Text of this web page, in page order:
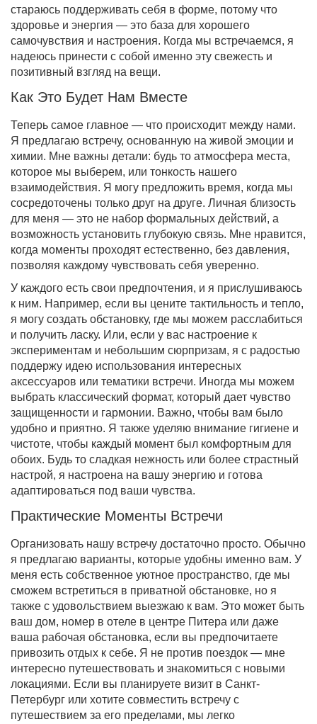
стараюсь поддерживать себя в форме, потому что
здоровье и энергия — это база для хорошего
самочувствия и настроения. Когда мы встречаемся, я
надеюсь принести с собой именно эту свежесть и
позитивный взгляд на вещи.
Как Это Будет Нам Вместе
Теперь самое главное — что происходит между нами.
Я предлагаю встречу, основанную на живой эмоции и
химии. Мне важны детали: будь то атмосфера места,
которое мы выберем, или тонкость нашего
взаимодействия. Я могу предложить время, когда мы
сосредоточены только друг на друге. Личная близость
для меня — это не набор формальных действий, а
возможность установить глубокую связь. Мне нравится,
когда моменты проходят естественно, без давления,
позволяя каждому чувствовать себя уверенно.
У каждого есть свои предпочтения, и я прислушиваюсь
к ним. Например, если вы цените тактильность и тепло,
я могу создать обстановку, где мы можем расслабиться
и получить ласку. Или, если у вас настроение к
экспериментам и небольшим сюрпризам, я с радостью
поддержу идею использования интересных
аксессуаров или тематики встречи. Иногда мы можем
выбрать классический формат, который дает чувство
защищенности и гармонии. Важно, чтобы вам было
удобно и приятно. Я также уделяю внимание гигиене и
чистоте, чтобы каждый момент был комфортным для
обоих. Будь то сладкая нежность или более страстный
настрой, я настроена на вашу энергию и готова
адаптироваться под ваши чувства.
Практические Моменты Встречи
Организовать нашу встречу достаточно просто. Обычно
я предлагаю варианты, которые удобны именно вам. У
меня есть собственное уютное пространство, где мы
сможем встретиться в приватной обстановке, но я
также с удовольствием выезжаю к вам. Это может быть
ваш дом, номер в отеле в центре Питера или даже
ваша рабочая обстановка, если вы предпочитаете
привозить отдых к себе. Я не против поездок — мне
интересно путешествовать и знакомиться с новыми
локациями. Если вы планируете визит в Санкт-
Петербург или хотите совместить встречу с
путешествием за его пределами, мы легко